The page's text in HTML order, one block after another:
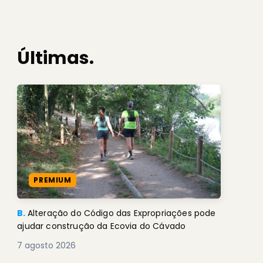
Últimas.
PREMIUM
B. Alteração do Código das Expropriações pode
ajudar construção da Ecovia do Cávado
7 agosto 2026